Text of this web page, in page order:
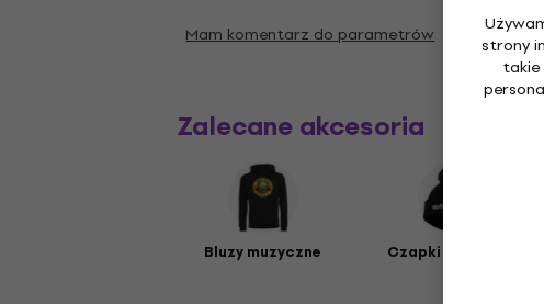
strony
takie
Mam komentarz do parametrów
Zalecane akcesoria
Bluzy muzyczne Czapki muzyczne